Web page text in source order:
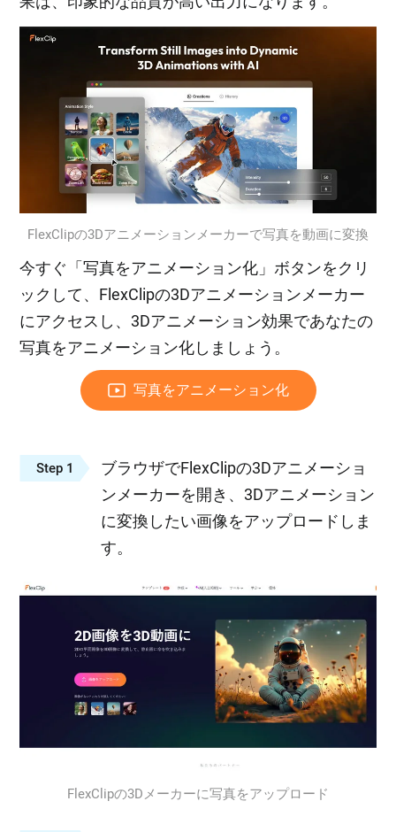
FlexClipの3Dアニメーションメーカーで写真を動画に変換
今すぐ「写真をアニメーション化」ボタンをクリ
ックして、FlexClipの3Dアニメーションメーカー
にアクセスし、3Dアニメーション効果であなたの
写真をアニメーション化しましょう。
写真をアニメーション化
Step 1
ブラウザでFlexClipの3Dアニメーショ
ンメーカーを開き、3Dアニメーション
に変換したい画像をアップロードしま
す。
FlexClipの3Dメーカーに写真をアップロード